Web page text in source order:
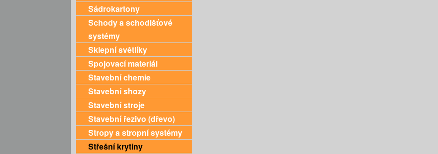
Sádrokartony
Schody a schodišťové
systémy
Sklepní světlíky
Spojovací materiál
Stavební chemie
Stavební shozy
Stavební stroje
Stavební řezivo (dřevo)
Stropy a stropní systémy
Střešní krytiny